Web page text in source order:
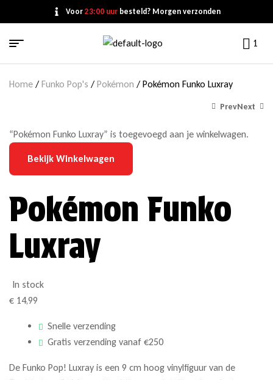
Voor23:00 uur besteld? Morgen verzonden
1
Home / Funko Pop's / Pokémon / Pokémon Funko Luxray
PrevNext
“Pokémon Funko Luxray” is toegevoegd aan je winkelwagen.
Bekijk Winkelwagen
Pokémon Funko
Luxray
In stock
€ 14,99
Snelle verzending
Gratis verzending vanaf €250
De Funko Pop! Luxray is een 9 cm hoog vinylfiguur van de